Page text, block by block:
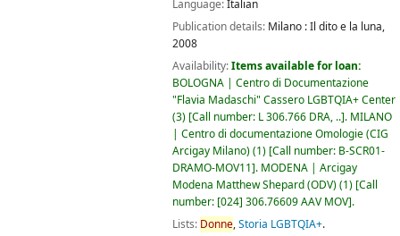
Language:Italian
Publication details: Milano :Il dito e la luna,
2008
Availability:Items available for loan:
BOLOGNA | Centro di Documentazione
"Flavia Madaschi" Cassero LGBTQIA+ Center
(3) Call number: L 306.766 DRA, .. . MILANO
| Centro di documentazione Omologie (CIG
Arcigay Milano)(1) Call number: B-SCR01-
DRAMO-MOV11 . MODENA | Arcigay
Modena Matthew Shepard (ODV)(1) Call
number: [024] 306.76609 AAV MOV .
Lists: Donne,Storia LGBTQIA+.